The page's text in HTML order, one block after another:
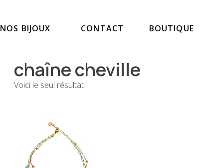
NOS BIJOUX CONTACT BOUTIQUE
chaîne cheville
Voici le seul résultat